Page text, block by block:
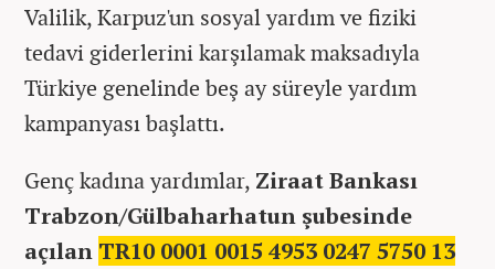
Valilik, Karpuz'un sosyal yardım ve fiziki
tedavi giderlerini karşılamak maksadıyla
Türkiye genelinde beş ay süreyle yardım
kampanyası başlattı.
Genç kadına yardımlar, Ziraat Bankası
Trabzon/Gülbaharhatun şubesinde
açılan TR10 0001 0015 4953 0247 5750 13